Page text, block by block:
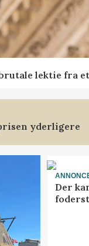
lektie fra
yderligere
Der